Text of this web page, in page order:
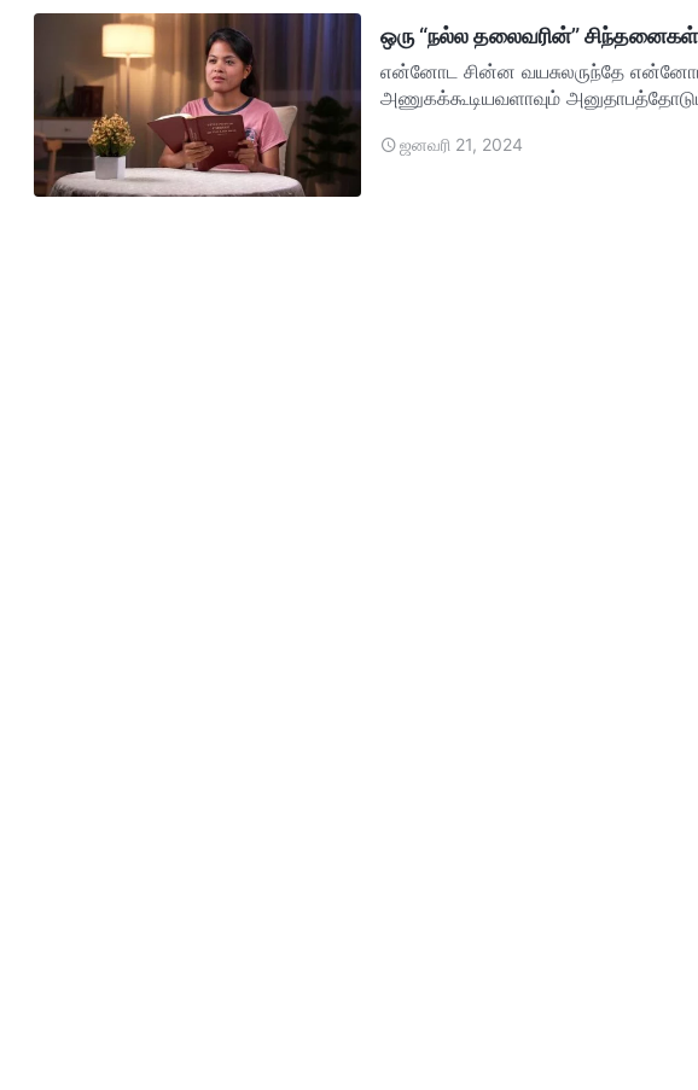
ஒரு “நல்ல தலைவரின்” சிந்தனைகள்
என்னோட சின்ன வயசுலருந்தே
அணுகக்கூடியவளாவும்
ஜனவரி 21, 2024